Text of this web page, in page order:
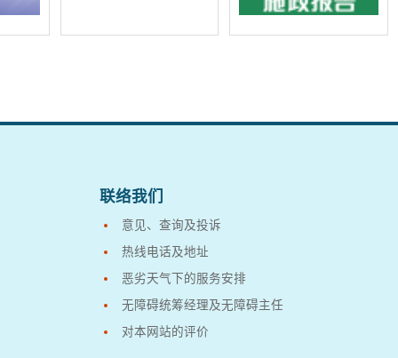
联络我们
意见、查询及投诉
热线电话及地址
恶劣天气下的服务安排
无障碍统筹经理及无障碍主任
对本网站的评价